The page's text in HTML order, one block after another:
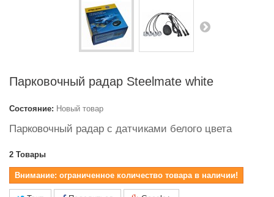
Парковочный радар Steelmate white
Состояние: Новый товар
Парковочный радар с датчиками белого цвета
2 Товары
Внимание: ограниченное количество товара в наличии!